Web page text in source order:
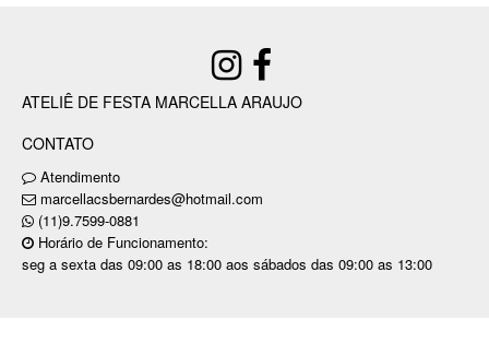
ATELIÊ DE FESTA MARCELLA ARAUJO
CONTATO
Atendimento
marcellacsbernardes@hotmail.com
(11)9.7599-0881
Horário de Funcionamento:
seg a sexta das 09:00 as 18:00 aos sábados das 09:00 as 13:00